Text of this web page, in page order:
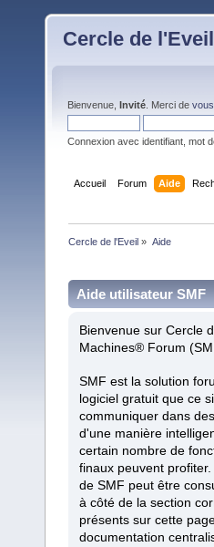
Cercle de l'Eveil
Bienvenue, Invité . Merci de
Connexion avec identifiant, mot
Accueil Forum Aide
Cercle de l'Eveil » Aide
Aide utilisateur SMF
Bienvenue sur Cercle
Machines® Forum
SMF est la solution
logiciel gratuit que ce
communiquer dans
d'une manière
certain nombre de
finaux peuvent
de SMF peut être
à côté de la section
présents sur cette
documentation